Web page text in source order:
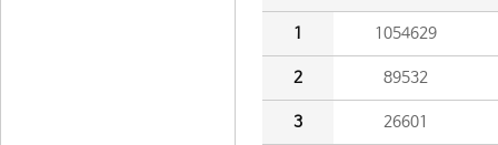
1 1054629
2 89532
3 26601